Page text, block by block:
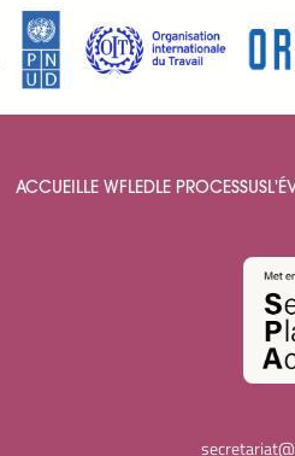
ACCUEILLE WFLEDLE PROCESSUS